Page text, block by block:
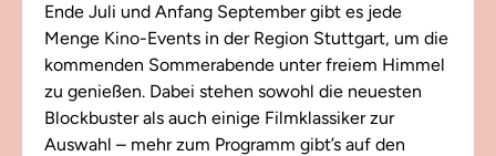
Ende Juli und Anfang September gibt es jede
Menge Kino-Events in der Region Stuttgart, um die
kommenden Sommerabende unter freiem Himmel
zu genießen. Dabei stehen sowohl die neuesten
Blockbuster als auch einige Filmklassiker zur
Auswahl – mehr zum Programm gibt’s auf den